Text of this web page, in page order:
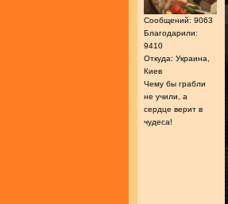
Сообщений: 9063
Благодарили:
9410
Откуда: Украина,
Киев
Чему бы грабли
не учили, а
сердце верит в
чудеса!